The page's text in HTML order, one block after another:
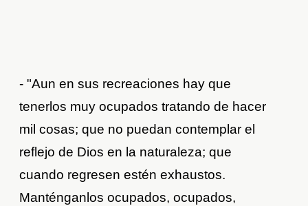
- "Aun en sus recreaciones hay que
tenerlos muy ocupados tratando de hacer
mil cosas; que no puedan contemplar el
reflejo de Dios en la naturaleza; que
cuando regresen estén exhaustos.
Manténganlos ocupados, ocupados,